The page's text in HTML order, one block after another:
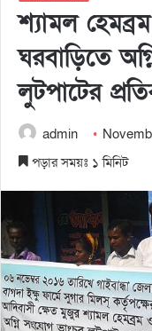
শ্যামল
ঘরবাড়িতে
লুটপাটের
admin
পড়ার সময়ঃ ১ মিনিট